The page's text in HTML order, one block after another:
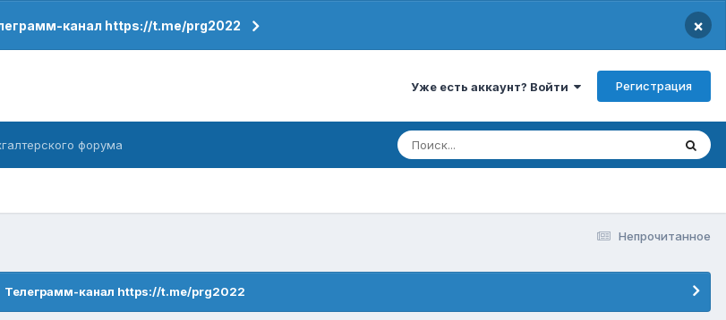
канал https://t.me/prg2022 ×
Уже есть аккаунт? Войти Регистрация
форума
Непрочитанное
Телеграмм-канал https://t.me/prg2022